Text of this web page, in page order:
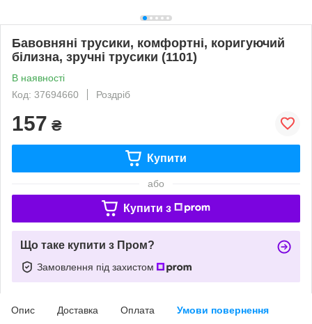
Бавовняні трусики, комфортні, коригуючий
білизна, зручні трусики (1101)
В наявності
Код: 37694660
Роздріб
157 ₴
Купити
або
Купити з
Що таке купити з Пром?
Замовлення під захистом
Опис Доставка Оплата Умови повернення